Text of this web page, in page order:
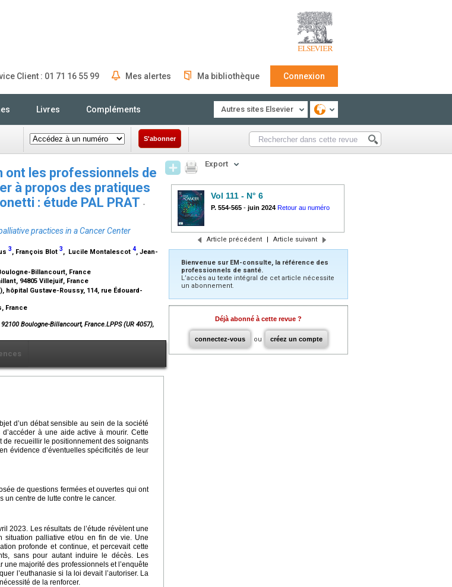
Client : 01 71 16 55 99 Mes alertes Ma bibliothèque Connexion
Livres Compléments Autres sites Elsevier
S'abonner
ont les professionnels de
à propos des pratiques
: étude PAL PRAT -
practices in a Cancer Center
3, François Blot 3, Lucile Montalescot 4, Jean-
Billancourt, France
94805 Villejuif, France
Gustave-Roussy, 114, rue Édouard-
France
Boulogne-Billancourt, France.LPPS (UR 4057),
d’un débat sensible au sein de la société
à une aide active à mourir. Cette
de recueillir le positionnement des soignants
évidence d’éventuelles spécificités de leur
de questions fermées et ouvertes qui ont
un centre de lutte contre le cancer.
2023. Les résultats de l’étude révèlent une
situation palliative et/ou en fin de vie. Une
profonde et continue, et percevait cette
sans pour autant induire le décès. Les
majorité des professionnels et l’enquête
l’euthanasie si la loi devait l’autoriser. La
de la renforcer.
Export
Vol 111 - N° 6
P. 554-565 - juin 2024 Retour au numéro
Article précédent | Article suivant
Bienvenue sur EM-consulte, la référence des
professionnels de santé.
L’accès au texte intégral de cet article nécessite
un abonnement.
Déjà abonné à cette revue ?
connectez-vous ou créez un compte